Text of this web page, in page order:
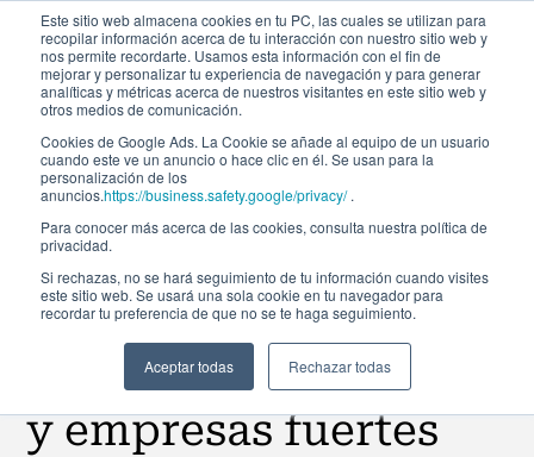
Este sitio web almacena cookies en tu PC, las cuales se utilizan para
recopilar información acerca de tu interacción con nuestro sitio web y
nos permite recordarte. Usamos esta información con el fin de
mejorar y personalizar tu experiencia de navegación y para generar
analíticas y métricas acerca de nuestros visitantes en este sitio web y
otros medios de comunicación.
Cookies de Google Ads. La Cookie se añade al equipo de un usuario
cuando este ve un anuncio o hace clic en él. Se usan para la
personalización de los
anuncios.https://business.safety.google/privacy/.
Para conocer más acerca de las cookies, consulta nuestra política de
privacidad.
Si rechazas, no se hará seguimiento de tu información cuando visites
este sitio web. Se usará una sola cookie en tu navegador para
recordar tu preferencia de que no se te haga seguimiento.
Aceptar todas Rechazar todas
Noticias
El impacto y
sostenibilidad para
profesionales felices
y empresas fuertes